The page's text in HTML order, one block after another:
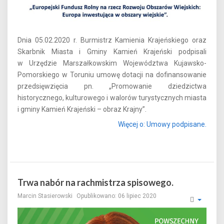
Dnia 05.02.2020 r. Burmistrz Kamienia Krajeńskiego oraz
Skarbnik Miasta i Gminy Kamień Krajeński podpisali
w Urzędzie Marszałkowskim Województwa Kujawsko-
Pomorskiego w Toruniu umowę dotacji na dofinansowanie
przedsięwzięcia pn. „Promowanie dziedzictwa
historycznego, kulturowego i walorów turystycznych miasta
i gminy Kamień Krajeński – obraz Krajny”.
Więcej o: Umowy podpisane.
Trwa nabór na rachmistrza spisowego.
Marcin Stasierowski Opublikowano: 06 lipiec 2020